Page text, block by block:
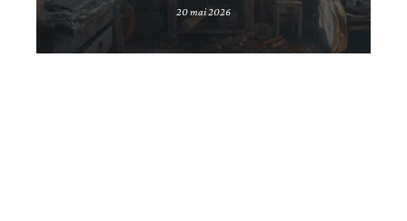
20 mai 2026